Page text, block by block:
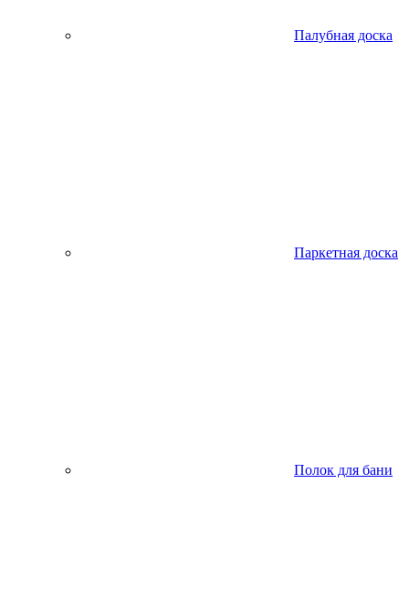
Палубная доска
Паркетная доска
Полок для бани